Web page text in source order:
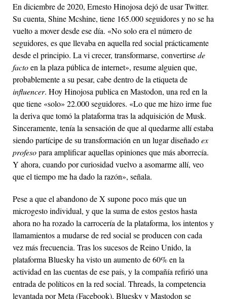
En diciembre de 2020, Ernesto Hinojosa dejó de usar Twitter.
Su cuenta, Shine Mcshine, tiene 165.000 seguidores y no se ha
vuelto a mover desde ese día. «No solo era el número de
seguidores, es que llevaba en aquella red social prácticamente
desde el principio. La vi crecer, transformarse, convertirsede
factoen la plaza pública de internet», resume alguien que,
probablemente a su pesar, cabe dentro de la etiqueta de
influencer. Hoy Hinojosa publica en Mastodon, una red en la
que tiene «solo» 22.000 seguidores. «Lo que me hizo irme fue
la deriva que tomó la plataforma tras la adquisición de Musk.
Sinceramente, tenía la sensación de que al quedarme allí estaba
siendo partícipe de su transformación en un lugar diseñadoex
profesopara amplificar aquellas opiniones que más aborrecía.
Y ahora, cuando por curiosidad vuelvo a asomarme allí, veo
que el tiempo me ha dado la razón», señala.
Pese a que el abandono de X supone poco más que un
microgesto individual, y que la suma de estos gestos hasta
ahora no ha rozado la carrocería de la plataforma, los intentos y
llamamientos a mudarse de red social se producen con cada
vez más frecuencia. Tras los sucesos de Reino Unido, la
plataforma Bluesky ha visto un aumento de 60% en la
actividad en las cuentas de ese país, y la compañía refirió una
entrada de políticos en la red social. Threads, la competencia
levantada por Meta (Facebook), Bluesky y Mastodon se